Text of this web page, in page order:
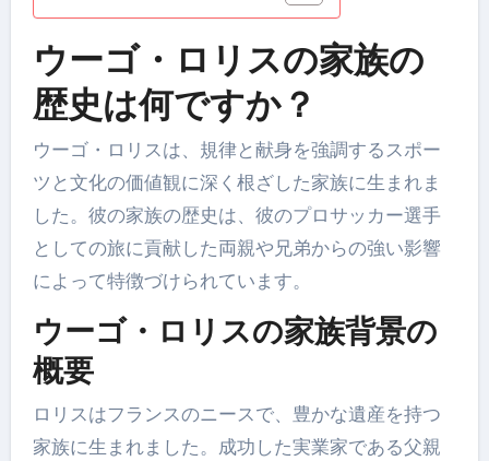
ウーゴ・ロリスの家族の
歴史は何ですか？
ウーゴ・ロリスは、規律と献身を強調するスポー
ツと文化の価値観に深く根ざした家族に生まれま
した。彼の家族の歴史は、彼のプロサッカー選手
としての旅に貢献した両親や兄弟からの強い影響
によって特徴づけられています。
ウーゴ・ロリスの家族背景の
概要
ロリスはフランスのニースで、豊かな遺産を持つ
家族に生まれました。成功した実業家である父親